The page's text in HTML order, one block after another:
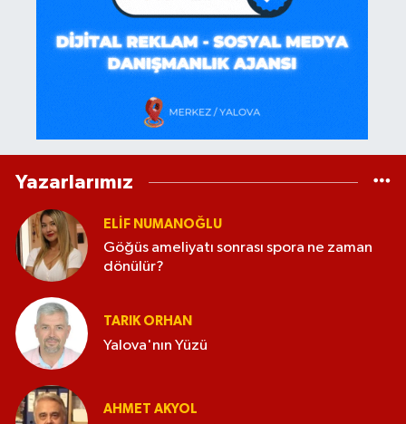
Yazarlarımız
ELİF NUMANOĞLU
Göğüs ameliyatı sonrası spora ne zaman
dönülür?
TARIK ORHAN
Yalova'nın Yüzü
AHMET AKYOL